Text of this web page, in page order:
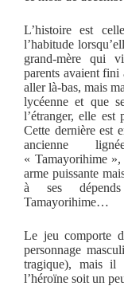
L’histoire est
l’habitude
grand-mère qui
parents avaient fini
aller là-bas, mais
lycéenne et que
l’étranger, elle est
Cette dernière est
ancienne
« Tamayorihime »,
arme puissante
à ses
Tamayorihime…
Le jeu comporte
personnage
tragique), mais il
l’héroïne soit un